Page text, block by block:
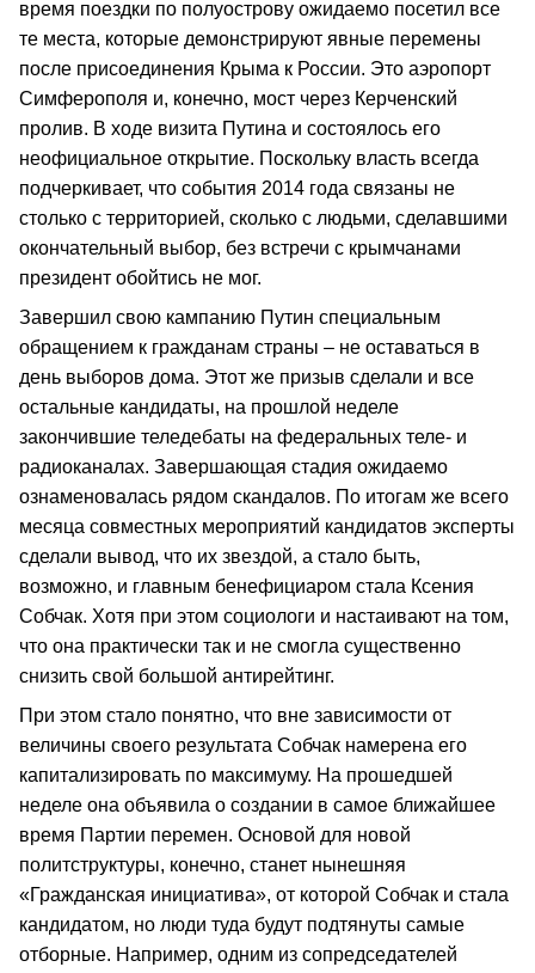
время поездки по полуострову ожидаемо посетил все
те места, которые демонстрируют явные перемены
после присоединения Крыма к России. Это аэропорт
Симферополя и, конечно, мост через Керченский
пролив. В ходе визита Путина и состоялось его
неофициальное открытие. Поскольку власть всегда
подчеркивает, что события 2014 года связаны не
столько с территорией, сколько с людьми, сделавшими
окончательный выбор, без встречи с крымчанами
президент обойтись не мог.
Завершил свою кампанию Путин специальным
обращением к гражданам страны – не оставаться в
день выборов дома. Этот же призыв сделали и все
остальные кандидаты, на прошлой неделе
закончившие теледебаты на федеральных теле- и
радиоканалах. Завершающая стадия ожидаемо
ознаменовалась рядом скандалов. По итогам же всего
месяца совместных мероприятий кандидатов эксперты
сделали вывод, что их звездой, а стало быть,
возможно, и главным бенефициаром стала Ксения
Собчак. Хотя при этом социологи и настаивают на том,
что она практически так и не смогла существенно
снизить свой большой антирейтинг.
При этом стало понятно, что вне зависимости от
величины своего результата Собчак намерена его
капитализировать по максимуму. На прошедшей
неделе она объявила о создании в самое ближайшее
время Партии перемен. Основой для новой
политструктуры, конечно, станет нынешняя
«Гражданская инициатива», от которой Собчак и стала
кандидатом, но люди туда будут подтянуты самые
отборные. Например, одним из сопредседателей